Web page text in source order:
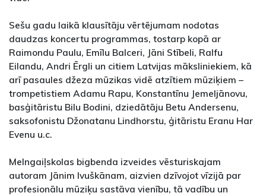
Sešu gadu laikā klausītāju vērtējumam nodotas
daudzas koncertu programmas, tostarp kopā ar
Raimondu Paulu, Emīlu Balceri, Jāni Stībeli, Ralfu
Eilandu, Andri Ērgli un citiem Latvijas māksliniekiem, kā
arī pasaules džeza mūzikas vidē atzītiem mūziķiem –
trompetistiem Adamu Rapu, Konstantīnu Jemeljānovu,
basģitāristu Bilu Bodini, dziedātāju Betu Andersenu,
saksofonistu Džonatanu Lindhorstu, ģitāristu Eranu Har
Evenu u.c.
Melngaiļskolas bigbenda izveides vēsturiskajam
autoram Jānim Ivuškānam, aizvien dzīvojot vīzijā par
profesionālu mūziķu sastāva vienību, tā vadību un